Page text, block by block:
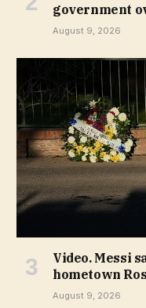
government
August 9, 2026
Video. Messi
hometown
August 9, 2026